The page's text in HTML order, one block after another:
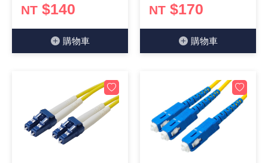
NT $140
購物⾞
NT $170
購物⾞